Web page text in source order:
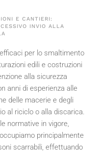
E CANTIERI:
INVIO ALLA
per lo smaltimento
edili e costruzioni
alla sicurezza
anni di esperienza alle
delle macerie e degli
al riciclo o alla discarica.
normative in vigore,
principalmente
scarrabili, effettuando